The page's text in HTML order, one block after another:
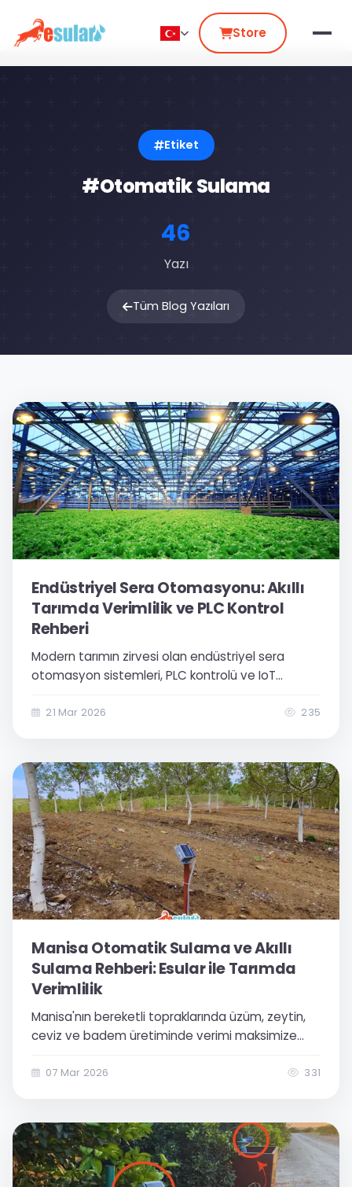
Store
Etiket
#Otomatik Sulama
46
Yazı
Tüm Blog Yazıları
Endüstriyel Sera Otomasyonu: Akıllı
Tarımda Verimlilik ve PLC Kontrol
Rehberi
Modern tarımın zirvesi olan endüstriyel sera
otomasyon sistemleri, PLC kontrolü ve IoT
teknolojileri ile tanışın.
21 Mar 2026 235
Manisa Otomatik Sulama ve Akıllı
Sulama Rehberi: Esular ile Tarımda
Verimlilik
Manisa'nın bereketli topraklarında üzüm, zeytin,
ceviz ve badem üretiminde verimi maksimize
su tasarrufu ve otomasyon rehberi.
07 Mar 2026 331